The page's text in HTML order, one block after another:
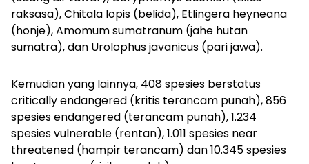
raksasa),Chitala lopis (belida), Etlingera heyneana
(honje),Amomum sumatranum (jahe hutan
sumatra), dan Urolophus javanicus (pari jawa).
Kemudian yang lainnya, 408 spesies berstatus
critically endangered (kritis terancam punah), 856
spesiesendangered (terancam punah), 1.234
spesiesvulnerable (rentan), 1.011 spesies near
threatened (hampir terancam) dan 10.345 spesies